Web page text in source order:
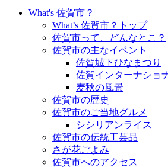
What's 佐賀市？
What’s 佐賀市？トップ
佐賀市って、どんなとこ？
佐賀市の主なイベント
佐賀城下ひなまつり
佐賀インターナショ
麦秋の風景
佐賀市の歴史
佐賀市のご当地グルメ
シシリアンライス
佐賀市の伝統工芸品
さが花ごよみ
佐賀市へのアクセス